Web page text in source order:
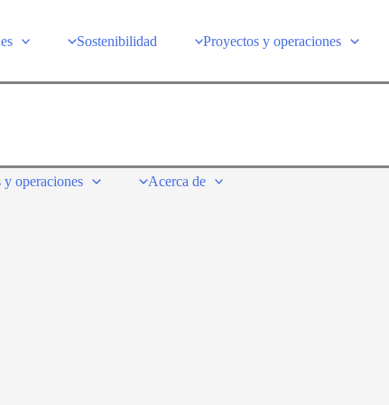
Sostenibilidad Proyectos y operaciones
y operaciones Acerca de